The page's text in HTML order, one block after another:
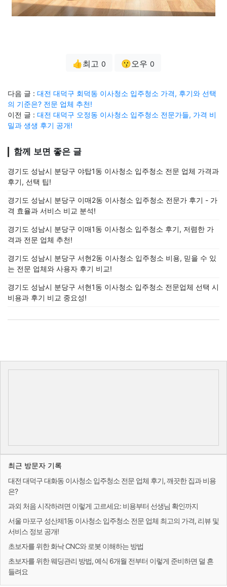
👍최고 0 😗오우 0
다음 글 : 대전 대덕구 회덕동 이사청소 입주청소 가격, 후기와 선택
의 기준은? 전문 업체 추천!
이전 글 : 대전 대덕구 오정동 이사청소 입주청소 전문가들, 가격 비
밀과 생생 후기 공개!
함께 보면 좋은 글
경기도 성남시 분당구 야탑1동 이사청소 입주청소 전문 업체 가격과
후기, 선택 팁!
경기도 성남시 분당구 이매2동 이사청소 입주청소 전문가 후기 - 가
격 효율과 서비스 비교 분석!
경기도 성남시 분당구 이매1동 이사청소 입주청소 후기, 저렴한 가
격과 전문 업체 추천!
경기도 성남시 분당구 서현2동 이사청소 입주청소 비용, 믿을 수 있
는 전문 업체와 사용자 후기 비교!
경기도 성남시 분당구 서현1동 이사청소 입주청소 전문업체 선택 시
비용과 후기 비교 중요성!
최근 방문자 기록
대전 대덕구 대화동 이사청소 입주청소 전문 업체 후기, 깨끗한 집과 비용
은?
과외 처음 시작하려면 이렇게 고르세요: 비용부터 선생님 확인까지
서울 마포구 성산제1동 이사청소 입주청소 전문 업체 최고의 가격, 리뷰 및
서비스 정보 공개!
초보자를 위한 화낙 CNC와 로봇 이해하는 방법
초보자를 위한 웨딩관리 방법, 예식 6개월 전부터 이렇게 준비하면 덜 흔
들려요